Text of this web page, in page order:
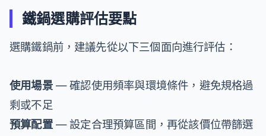
鐵鍋選購評估要點
選購鐵鍋前，建議先從以下三個面向進行評估：
使用場景— 確認使用頻率與環境條件，避免規格過
剩或不足
預算配置— 設定合理預算區間，再從該價位帶篩選